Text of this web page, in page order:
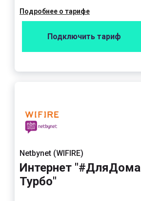
Подробнее о тарифе
Подключить тариф
Netbynet (WIFIRE)
Интернет "#ДляДома
Турбо"